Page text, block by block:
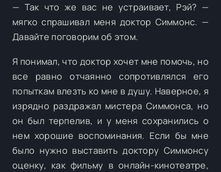
— Так что же вас не устраивает, Рэй? —
мягко спрашивал меня доктор Симмонс. —
Давайте поговорим об этом.
Я понимал, что доктор хочет мне помочь, но
все равно отчаянно сопротивлялся его
попыткам влезть ко мне в душу. Наверное, я
изрядно раздражал мистера Симмонса, но
он был терпелив, и у меня сохранились о
нем хорошие воспоминания. Если бы мне
было нужно выставить доктору Симмонсу
оценку, как фильму в онлайн-кинотеатре,